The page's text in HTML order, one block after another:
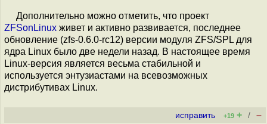
Дополнительно можно отметить, что проект
ZFSonLinux живет и активно развивается, последнее
обновление (zfs-0.6.0-rc12) версии модуля ZFS/SPL для
ядра Linux было две недели назад. В настоящее время
Linux-версия является весьма стабильной и
используется энтузиастами на всевозможных
дистрибутивах Linux.
исправить +19 + / –